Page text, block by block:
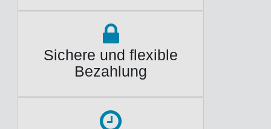
Sichere und flexible
Bezahlung